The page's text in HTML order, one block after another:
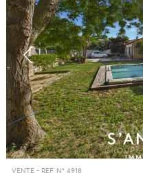
VENTE - REF. N° 4918